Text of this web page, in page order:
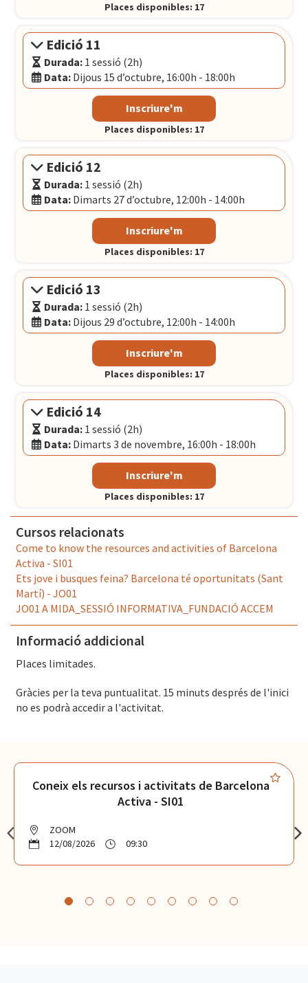
Dimarts 13 d’octubre, 12:00h - 14:00h
El Convent- Plaça Pons i Clerch, 2, 1r BARCELONA
Places disponibles: 17
Edició 11
Durada: 1 sessió (2h)
Data: Dijous 15 d’octubre, 16:00h - 18:00h
Modalitat:Sessió presencial
Català
Dijous 15 d’octubre, 16:00h - 18:00h
El Convent- Plaça Pons i Clerch, 2, 1r BARCELONA
Places disponibles: 17
Inscriure'm
Edició 12
Durada: 1 sessió (2h)
Data: Dimarts 27 d’octubre, 12:00h - 14:00h
Modalitat:Sessió presencial
Català
Dimarts 27 d’octubre, 12:00h - 14:00h
El Convent- Plaça Pons i Clerch, 2, 1r BARCELONA
Places disponibles: 17
Inscriure'm
Edició 13
Durada: 1 sessió (2h)
Data: Dijous 29 d’octubre, 12:00h - 14:00h
Modalitat:Sessió presencial
Català
Dijous 29 d’octubre, 12:00h - 14:00h
El Convent- Plaça Pons i Clerch, 2, 1r BARCELONA
Places disponibles: 17
Inscriure'm
Edició 14
Durada: 1 sessió (2h)
Data: Dimarts 3 de novembre, 16:00h - 18:00h
Modalitat:Sessió presencial
Català
Dimarts 3 de novembre, 16:00h - 18:00h
El Convent- Plaça Pons i Clerch, 2, 1r BARCELONA
Places disponibles: 17
Inscriure'm
Cursos relacionats
Come to know the resources and activities of Barcelona
Activa - SI01
Ets jove i busques feina? Barcelona té oportunitats (Sant
Martí) - JO01
JO01 A MIDA_SESSIÓ INFORMATIVA_FUNDACIÓ ACCEM
Informació addicional
Places limitades.
Gràcies per la teva puntualitat. 15 minuts després de l'inici
no es podrà accedir a l'activitat.
Coneix els recursos i activitats de Barcelona
Activa - SI01
ZOOM
12/08/2026
09:30